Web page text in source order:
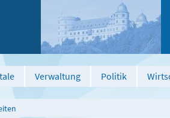
Verwaltung Politik